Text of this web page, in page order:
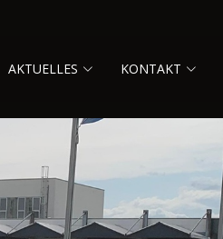
AKTUELLES KONTAKT